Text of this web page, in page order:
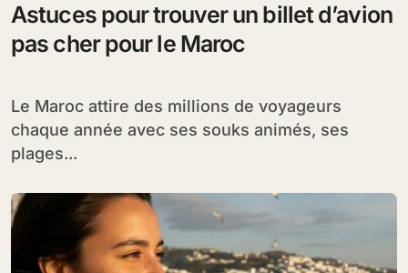
Astuces pour trouver un billet d’avion
pas cher pour le Maroc
Le Maroc attire des millions de voyageurs
chaque année avec ses souks animés, ses
plages...